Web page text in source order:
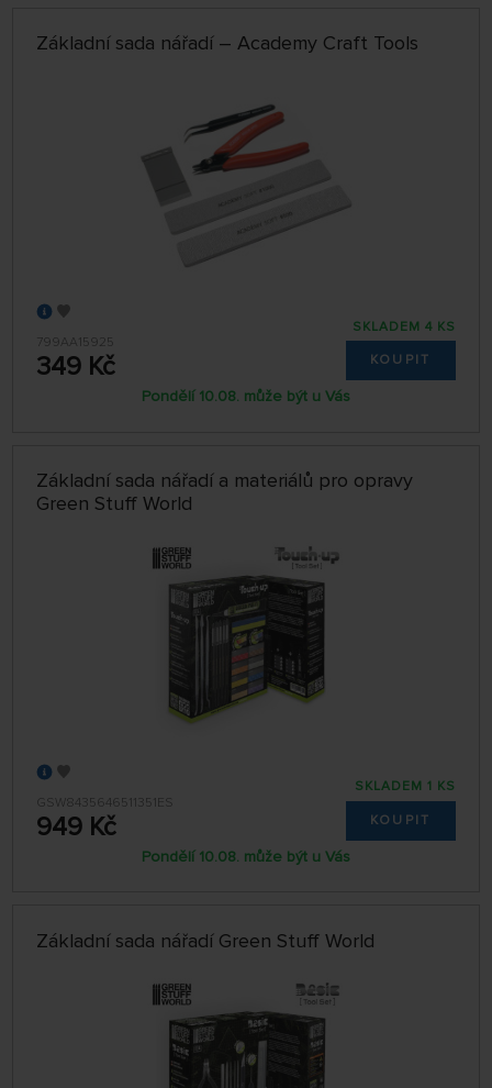
Základní sada nářadí – Academy Craft Tools
799AA15925
349 Kč
SKLADEM 4 KS
KOUPIT
Pondělí 10.08. může být u Vás
Základní sada nářadí a materiálů pro opravy
Green Stuff World
GSW8435646511351ES
949 Kč
SKLADEM 1 KS
KOUPIT
Pondělí 10.08. může být u Vás
Základní sada nářadí Green Stuff World